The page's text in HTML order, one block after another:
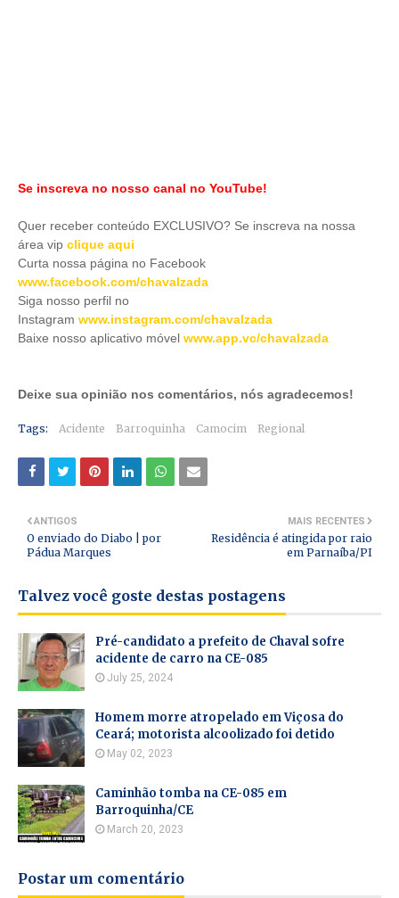
Se inscreva no nosso canal no YouTube!
Quer receber conteúdo EXCLUSIVO? Se inscreva na nossa
área vip clique aqui
Curta nossa página no Facebook
www.facebook.com/chavalzada
Siga nosso perfil no
Instagram www.instagram.com/chavalzada
Baixe nosso aplicativo móvel www.app.vc/chavalzada
Deixe sua opinião nos comentários, nós agradecemos!
Tags: Acidente Barroquinha Camocim Regional
MAIS RECENTES
Residência é atingida por raio
em Parnaíba/PI
ANTIGOS
O enviado do Diabo | por
Pádua Marques
Talvez você goste destas postagens
Pré-candidato a prefeito de Chaval sofre
acidente de carro na CE-085
July 25, 2024
Homem morre atropelado em Viçosa do
Ceará; motorista alcoolizado foi detido
May 02, 2023
Caminhão tomba na CE-085 em
Barroquinha/CE
March 20, 2023
Postar um comentário